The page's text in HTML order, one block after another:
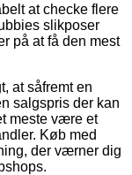
at checke flere
slikposer
på at få den mest
at såfremt en
salgspris der kan
meste være et
Køb med
der værner dig